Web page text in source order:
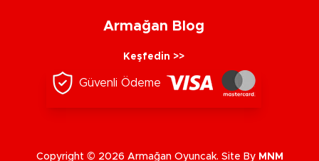
Armağan Blog
Keşfedin >>
Güvenli Ödeme
Copyright © 2026 Armağan Oyuncak. Site By MNM